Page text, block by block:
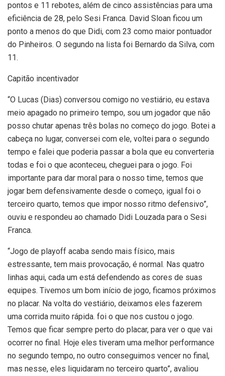
pontos e 11 rebotes, além de cinco assistências para uma
eficiência de 28, pelo Sesi Franca. David Sloan ficou um
ponto a menos do que Didi, com 23 como maior pontuador
do Pinheiros. O segundo na lista foi Bernardo da Silva, com
11.
Capitão incentivador
“O Lucas (Dias) conversou comigo no vestiário, eu estava
meio apagado no primeiro tempo, sou um jogador que não
posso chutar apenas três bolas no começo do jogo. Botei a
cabeça no lugar, conversei com ele, voltei para o segundo
tempo e falei que poderia passar a bola que eu converteria
todas e foi o que aconteceu, cheguei para o jogo. Foi
importante para dar moral para o nosso time, temos que
jogar bem defensivamente desde o começo, igual foi o
terceiro quarto, temos que impor nosso ritmo defensivo”,
ouviu e respondeu ao chamado Didi Louzada para o Sesi
Franca.
“Jogo de playoff acaba sendo mais físico, mais
estressante, tem mais provocação, é normal. Nas quatro
linhas aqui, cada um está defendendo as cores de suas
equipes. Tivemos um bom início de jogo, ficamos próximos
no placar. Na volta do vestiário, deixamos eles fazerem
uma corrida muito rápida. foi o que nos custou o jogo.
Temos que ficar sempre perto do placar, para ver o que vai
ocorrer no final. Hoje eles tiveram uma melhor performance
no segundo tempo, no outro conseguimos vencer no final,
mas nesse, eles liquidaram no terceiro quarto”, avaliou